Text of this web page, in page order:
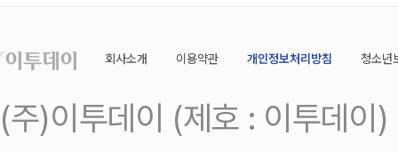
회사소개 이용약관 개인정보처리방침 청소년
(주)이투데이 (제호 : 이투데